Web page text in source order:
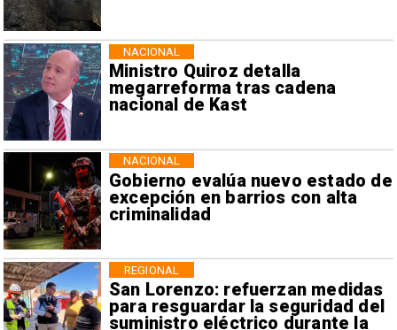
Ministro Quiroz detalla
megarreforma tras cadena
nacional de Kast
NACIONAL
Gobierno evalúa nuevo estado de
excepción en barrios con alta
criminalidad
NACIONAL
San Lorenzo: refuerzan medidas
para resguardar la seguridad del
suministro eléctrico durante la
REGIONAL